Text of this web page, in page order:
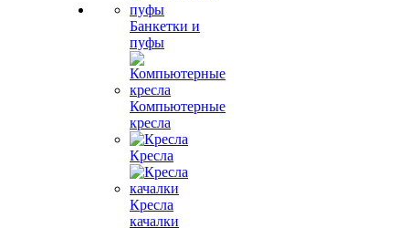
Банкетки и
пуфы
Компьютерные
кресла
Кресла
Кресла
качалки